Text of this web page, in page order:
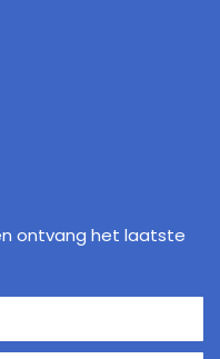
ontvang het laatste